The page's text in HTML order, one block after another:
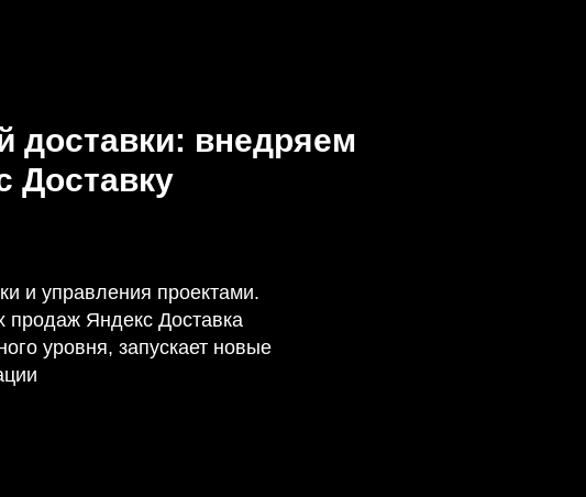
доставки: внедряем
Доставку
и управления проектами.
продаж Яндекс Доставка
уровня, запускает новые